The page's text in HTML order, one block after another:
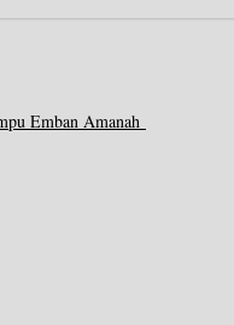
Emban Amanah